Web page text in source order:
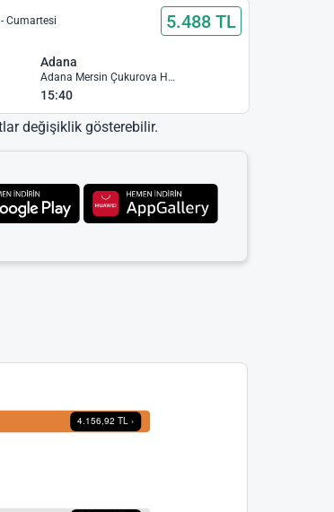
Cumartesi 5.488 TL
Adana
Adana Mersin Çukurova Havalimanı
15:40
değişiklik gösterebilir.